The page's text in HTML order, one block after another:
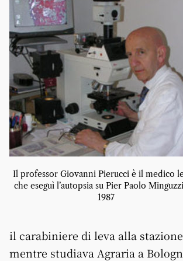
Il professor Giovanni Pierucci è il medico
che eseguì l’autopsia su Pier Paolo
1987
il carabiniere di leva alla
mentre studiava Agraria a